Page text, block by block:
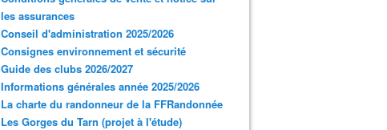
les assurances
Conseil d'administration 2025/2026
Consignes environnement et sécurité
Guide des clubs 2026/2027
Informations générales année 2025/2026
La charte du randonneur de la FFRandonnée
Les Gorges du Tarn (projet à l'étude)